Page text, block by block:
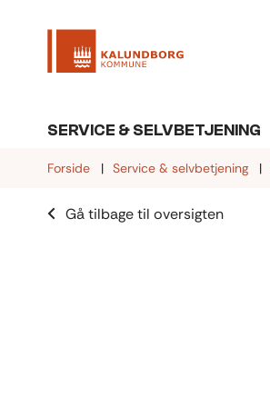
SERVICE & SELVBETJENING
Forside Service & selvbetjening
Gå tilbage til oversigten